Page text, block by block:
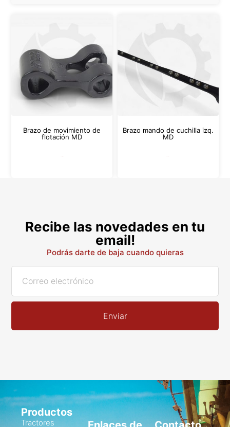
Brazo de movimiento de
flotación MD
Brazo mando de cuchilla izq.
MD
Recibe las novedades en tu
email!
Podrás darte de baja cuando quieras
Enviar
Productos
Tractores